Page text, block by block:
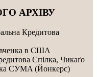
АРХІВУ
Кредитова
в США
Спілка, Чикаґо
CУMA (Йонкерс)